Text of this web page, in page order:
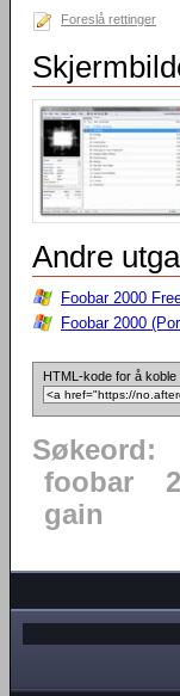
Foreslå rettinger
Andre
Foobar 2000
Foobar 2000
HTML-kode for å koble
Søkeord:
foobar
gain